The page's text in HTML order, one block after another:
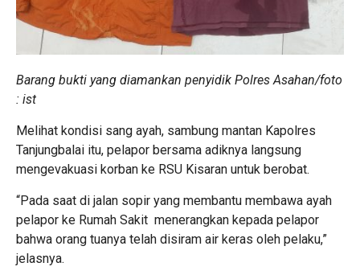
Barang bukti yang diamankan penyidik Polres Asahan/foto
: ist
Melihat kondisi sang ayah, sambung mantan Kapolres
Tanjungbalai itu, pelapor bersama adiknya langsung
mengevakuasi korban ke RSU Kisaran untuk berobat.
“Pada saat di jalan sopir yang membantu membawa ayah
pelapor ke Rumah Sakit menerangkan kepada pelapor
bahwa orang tuanya telah disiram air keras oleh pelaku,”
jelasnya.